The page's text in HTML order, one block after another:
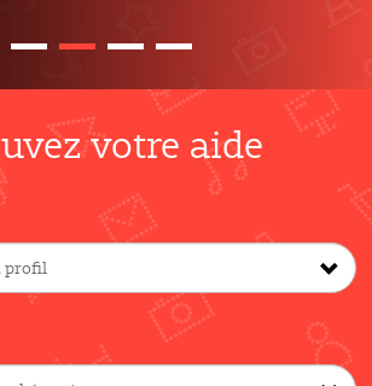
votre aide